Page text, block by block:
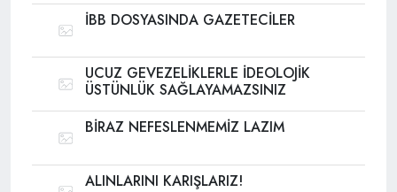
İBB DOSYASINDA GAZETECİLER
UCUZ GEVEZELİKLERLE İDEOLOJİK
ÜSTÜNLÜK SAĞLAYAMAZSINIZ
BİRAZ NEFESLENMEMİZ LAZIM
ALINLARINI KARIŞLARIZ!